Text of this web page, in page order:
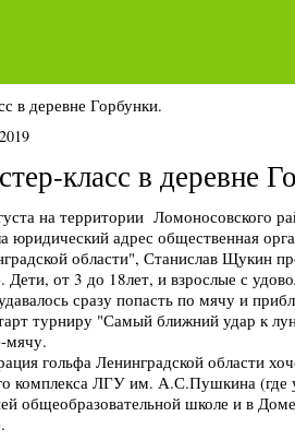
в деревне Горбунки.
класс в деревне
на территории Ломоносовского
юридический адрес общественная
области", Станислав Щукин
Дети, от 3 до 18лет, и взрослые с
сразу попасть по мячу и
турниру "Самый ближний удар к
мячу.
гольфа Ленинградской области
комплекса ЛГУ им. А.С.Пушкина (где
общеобразовательной школе и в